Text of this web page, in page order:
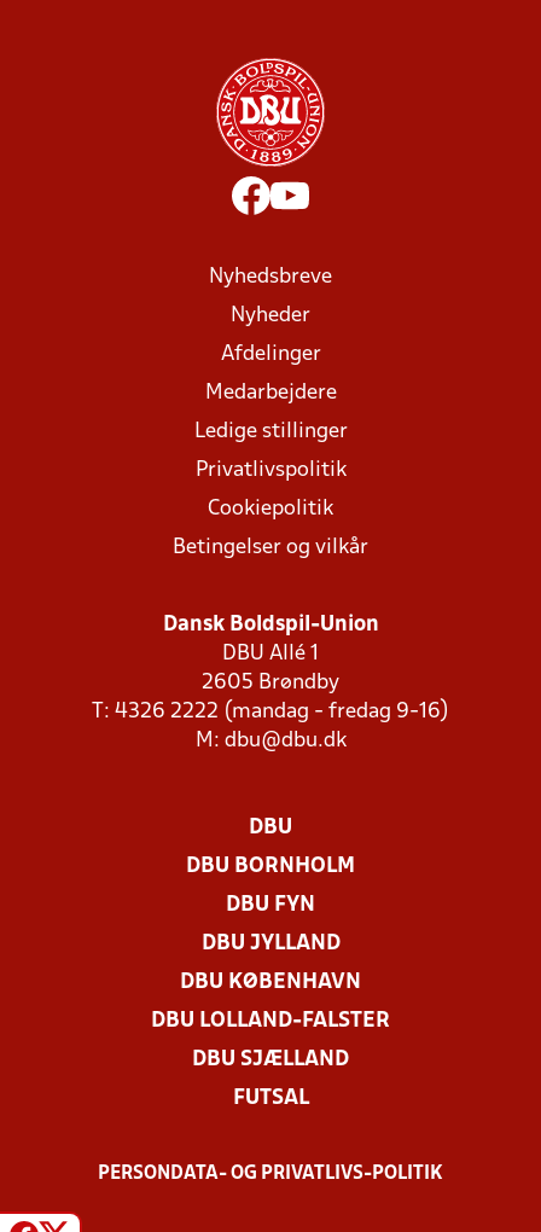
Nyhedsbreve
Nyheder
Afdelinger
Medarbejdere
Ledige stillinger
Privatlivspolitik
Cookiepolitik
Betingelser og vilkår
Dansk Boldspil-Union
DBU Allé 1
2605 Brøndby
T: 4326 2222 (mandag - fredag 9-16)
M: dbu@dbu.dk
DBU
DBU BORNHOLM
DBU FYN
DBU JYLLAND
DBU KØBENHAVN
DBU LOLLAND-FALSTER
DBU SJÆLLAND
FUTSAL
PERSONDATA- OG PRIVATLIVS-POLITIK